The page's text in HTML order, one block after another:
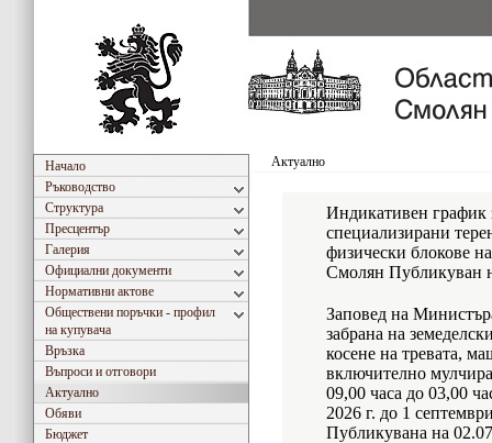
Начало
Ръководство
Структура
Пресцентър
Галерия
Официални документи
Нормативни актове
Обществени поръчки - профил
на купувача
Връзка
Въпроси и отговори
Актуално
Обяви
Бюджет
Актуално
Индикативен график
специализирани
физически блокове
Смолян Публикуван
Заповед на
забрана на
косене на тревата,
включително
09,00 часа до 03,00
2026 г. до 1
Публикувана на